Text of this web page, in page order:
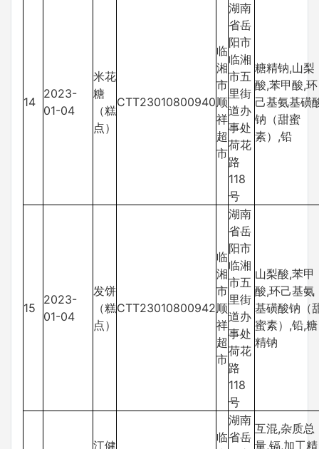
14
2023-
01-04
米花
糖
（糕
点）
CTT23010800940
临
湘
市
顺
祥
超
市
湖南
省岳
阳市
临湘
市五
里街
道办
事处
荷花
路
118
号
糖精钠,山梨
酸,苯甲酸,环
己基氨基磺
钠（甜蜜
素）,铅
15
2023-
01-04
发饼
（糕
点）
CTT23010800942
临
湘
市
顺
祥
超
市
湖南
省岳
阳市
临湘
市五
里街
道办
事处
荷花
路
118
号
山梨酸,苯甲
酸,环己基氨
基磺酸钠（
蜜素）,铅,糖
精钠
江健
临
湖南
省岳
互混,杂质总
量,镉,加工精